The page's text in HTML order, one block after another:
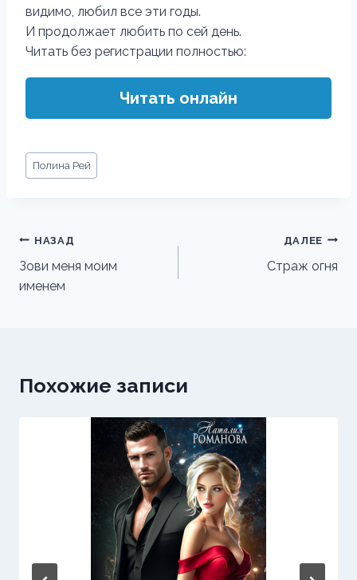
видимо, любил все эти годы.
И продолжает любить по сей день.
Читать без регистрации полностью:
Читать онлайн
Метки
записи:
Полина Рей
Навигация
по
записям
НАЗАД
Зови меня моим
именем
ДАЛЕЕ
Страж огня
Похожие записи